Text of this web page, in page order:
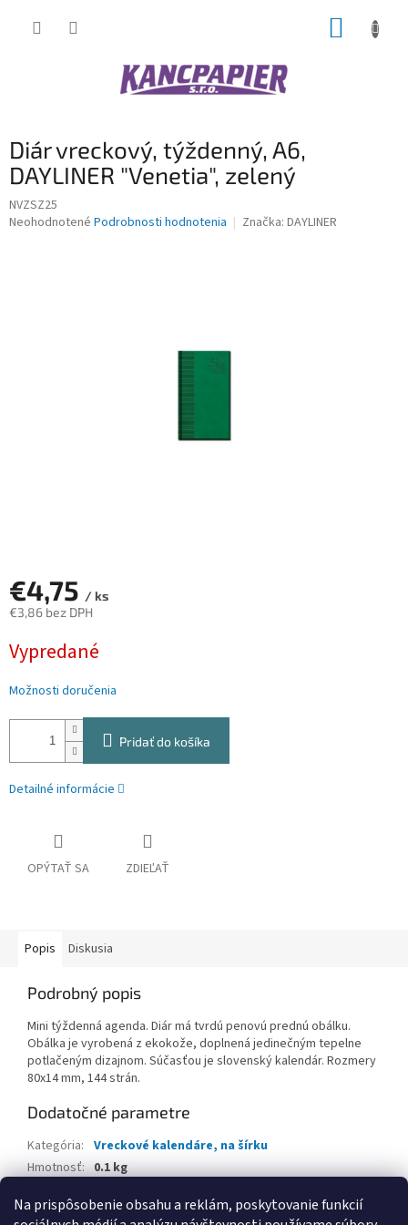
Na prispôsobenie obsahu a reklám, poskytovanie funkcií
Diár vreckový, týždenný, A6,
DAYLINER "Venetia", zelený
NVZSZ25
Priemerné
Neohodnotené Podrobnosti hodnotenia Značka: DAYLINER
€4,75 / ks
€3,86 bez DPH
cena:
Vypredané
Možnosti doručenia
Pridať do košíka
Detailné informácie
OPÝTAŤ SA ZDIEĽAŤ
Popis Diskusia
Podrobný popis
Mini týždenná agenda. Diár má tvrdú penovú prednú obálku.
Obálka je vyrobená z ekokože, doplnená jedinečným tepelne
potlačeným dizajnom. Súčasťou je slovenský kalendár. Rozmery
80x14 mm, 144 strán.
Dodatočné parametre
Kategória: Vreckové kalendáre, na šírku
Hmotnosť: 0.1 kg